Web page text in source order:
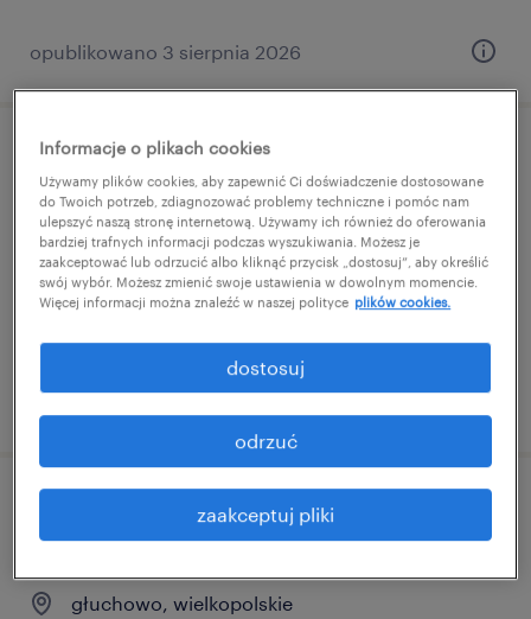
opublikowano 3 sierpnia 2026
osoba do wsparcia operacji
magazynowych (k/m)
łódź, wielkopolskie
praca tymczasowa
opublikowano 3 sierpnia 2026
osoba do wsparcia operacji
magazynowych (k/m)
głuchowo, wielkopolskie
Informacje o plikach cookies
Używamy plików cookies, aby zapewnić Ci doświadczenie dostosowane
do Twoich potrzeb, zdiagnozować problemy techniczne i pomóc nam
ulepszyć naszą stronę internetową. Używamy ich również do oferowania
bardziej trafnych informacji podczas wyszukiwania. Możesz je
zaakceptować lub odrzucić albo kliknąć przycisk „dostosuj”, aby określić
swój wybór. Możesz zmienić swoje ustawienia w dowolnym momencie.
Więcej informacji można znaleźć w naszej polityce plików cookies.
zaakceptuj pliki
odrzuć
dostosuj